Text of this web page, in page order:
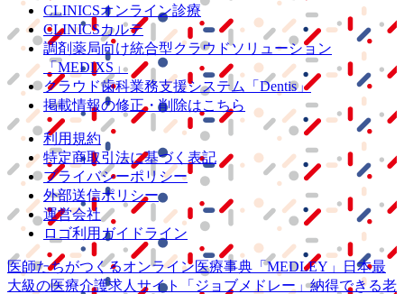
CLINICSオンライン診療
CLINICSカルテ
調剤薬局向け統合型クラウドソリューション
「MEDIXS」
クラウド歯科業務支援システム
「Dentis」
掲載情報の修正・削除はこちら
利用規約
特定商取引法に基づく表記
プライバシーポリシー
外部送信ポリシー
運営会社
ロゴ利用ガイドライン
医師たちがつくるオンライン医療事典 「MEDLEY」
日本最
大級の医療介護求人サイト 「ジョブメドレー」納得できる老